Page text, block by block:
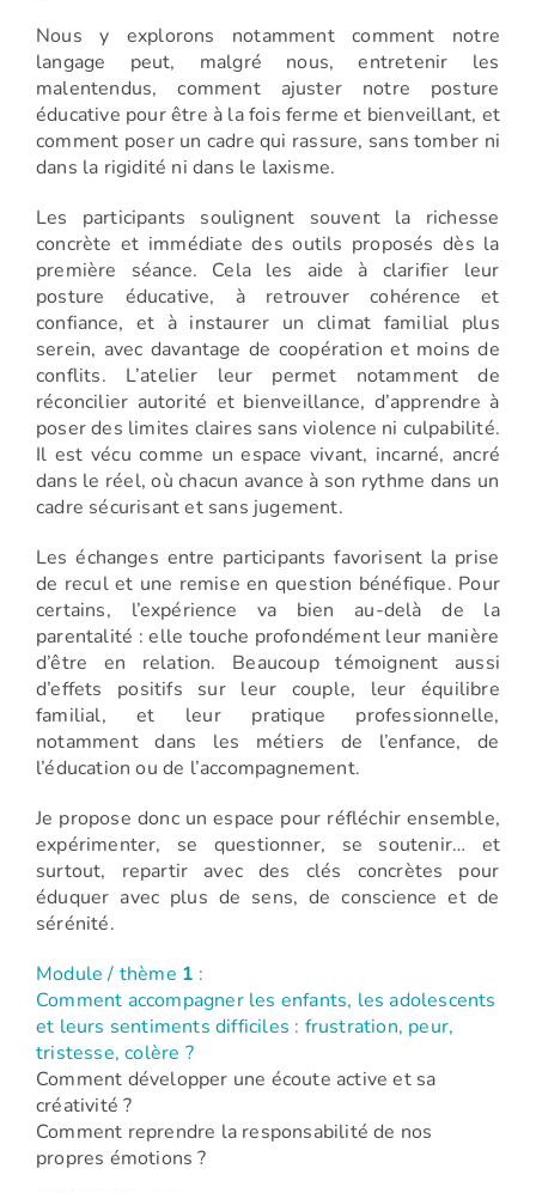
Nous y explorons notamment comment notre
langage peut, malgré nous, entretenir les
malentendus, comment ajuster notre posture
éducative pour être à la fois ferme et bienveillant, et
comment poser un cadre qui rassure, sans tomber ni
dans la rigidité ni dans le laxisme.
Les participants soulignent souvent la richesse
concrète et immédiate des outils proposés dès la
première séance. Cela les aide à clarifier leur
posture éducative, à retrouver cohérence et
confiance, et à instaurer un climat familial plus
serein, avec davantage de coopération et moins de
conflits. L’atelier leur permet notamment de
réconcilier autorité et bienveillance, d’apprendre à
poser des limites claires sans violence ni culpabilité.
Il est vécu comme un espace vivant, incarné, ancré
dans le réel, où chacun avance à son rythme dans un
cadre sécurisant et sans jugement.
Les échanges entre participants favorisent la prise
de recul et une remise en question bénéfique. Pour
certains, l’expérience va bien au-delà de la
parentalité : elle touche profondément leur manière
d’être en relation. Beaucoup témoignent aussi
d’effets positifs sur leur couple, leur équilibre
familial, et leur pratique professionnelle,
notamment dans les métiers de l’enfance, de
l’éducation ou de l’accompagnement.
Je propose donc un espace pour réfléchir ensemble,
expérimenter, se questionner, se soutenir… et
surtout, repartir avec des clés concrètes pour
éduquer avec plus de sens, de conscience et de
sérénité.
Module / thème 1 :
Comment accompagner les enfants, les adolescents
et leurs sentiments difficiles : frustration, peur,
tristesse, colère ?
Comment développer une écoute active et sa
créativité ?
Comment reprendre la responsabilité de nos
propres émotions ?